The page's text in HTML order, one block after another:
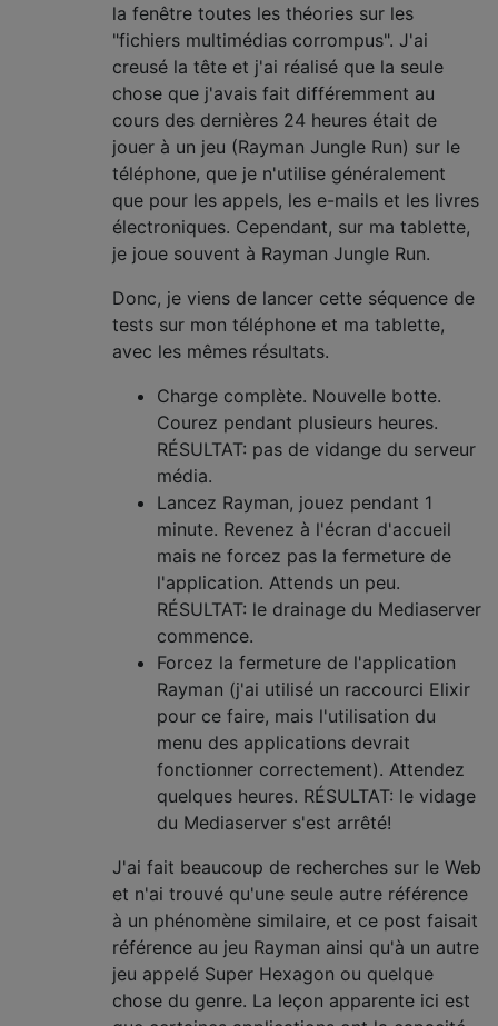
la fenêtre toutes les théories sur les
"fichiers multimédias corrompus". J'ai
creusé la tête et j'ai réalisé que la seule
chose que j'avais fait différemment au
cours des dernières 24 heures était de
jouer à un jeu (Rayman Jungle Run) sur le
téléphone, que je n'utilise généralement
que pour les appels, les e-mails et les livres
électroniques. Cependant, sur ma tablette,
je joue souvent à Rayman Jungle Run.
Donc, je viens de lancer cette séquence de
tests sur mon téléphone et ma tablette,
avec les mêmes résultats.
Charge complète. Nouvelle botte.
Courez pendant plusieurs heures.
RÉSULTAT: pas de vidange du serveur
média.
Lancez Rayman, jouez pendant 1
minute. Revenez à l'écran d'accueil
mais ne forcez pas la fermeture de
l'application. Attends un peu.
RÉSULTAT: le drainage du Mediaserver
commence.
Forcez la fermeture de l'application
Rayman (j'ai utilisé un raccourci Elixir
pour ce faire, mais l'utilisation du
menu des applications devrait
fonctionner correctement). Attendez
quelques heures. RÉSULTAT: le vidage
du Mediaserver s'est arrêté!
J'ai fait beaucoup de recherches sur le Web
et n'ai trouvé qu'une seule autre référence
à un phénomène similaire, et ce post faisait
référence au jeu Rayman ainsi qu'à un autre
jeu appelé Super Hexagon ou quelque
chose du genre. La leçon apparente ici est